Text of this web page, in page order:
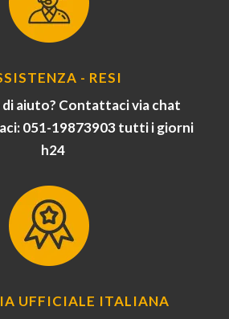
- RESI
di aiuto? Contattaci via chat
051-19873903 tutti i giorni
h24
UFFICIALE ITALIANA